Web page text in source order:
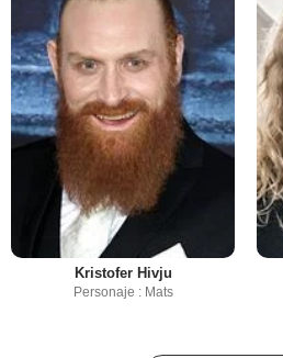
Kristofer Hivju
Personaje : Mats